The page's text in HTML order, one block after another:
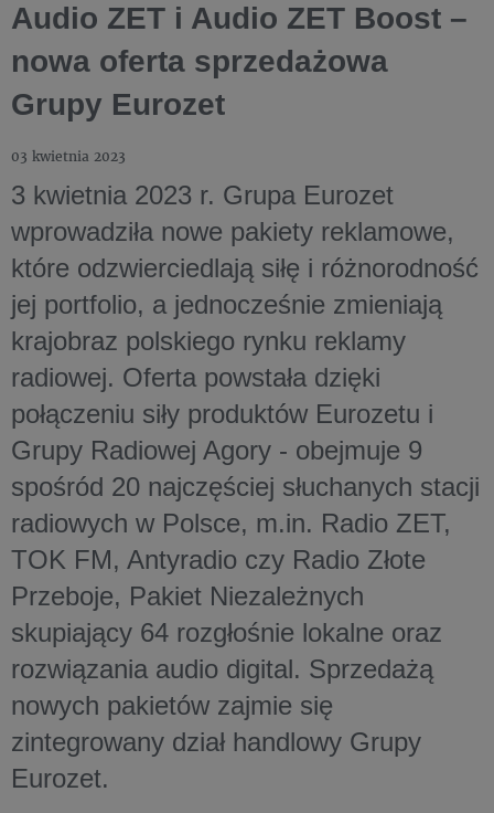
Audio ZET i Audio ZET Boost –
nowa oferta sprzedażowa
Grupy Eurozet
03 kwietnia 2023
3 kwietnia 2023 r. Grupa Eurozet
wprowadziła nowe pakiety reklamowe,
które odzwierciedlają siłę i różnorodność
jej portfolio, a jednocześnie zmieniają
krajobraz polskiego rynku reklamy
radiowej. Oferta powstała dzięki
połączeniu siły produktów Eurozetu i
Grupy Radiowej Agory - obejmuje 9
spośród 20 najczęściej słuchanych stacji
radiowych w Polsce, m.in. Radio ZET,
TOK FM, Antyradio czy Radio Złote
Przeboje, Pakiet Niezależnych
skupiający 64 rozgłośnie lokalne oraz
rozwiązania audio digital. Sprzedażą
nowych pakietów zajmie się
zintegrowany dział handlowy Grupy
Eurozet.